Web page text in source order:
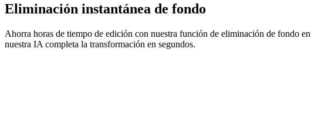
Eliminación instantánea de fondo
Ahorra horas de tiempo de edición con nuestra función de eliminación de fondo
nuestra IA completa la transformación en segundos.